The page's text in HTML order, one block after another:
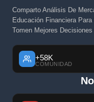
Comparto Análisis De
Educación Financiera
Tomen Mejores Decisiones
+58K
COMUNIDAD